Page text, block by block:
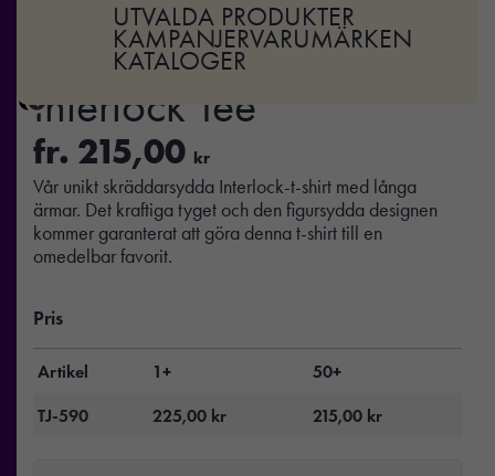
UTVALDA PRODUKTER
KAMPANJERVARUMÄRKEN
KATALOGER
Women’s Long Sleeve
Interlock Tee
fr. 215,00 kr
Vår unikt skräddarsydda Interlock-t-shirt med långa
ärmar. Det kraftiga tyget och den figursydda designen
kommer garanterat att göra denna t-shirt till en
omedelbar favorit.
Pris
Artikel 1+
50+
TJ-590
225,00 kr 215,00 kr